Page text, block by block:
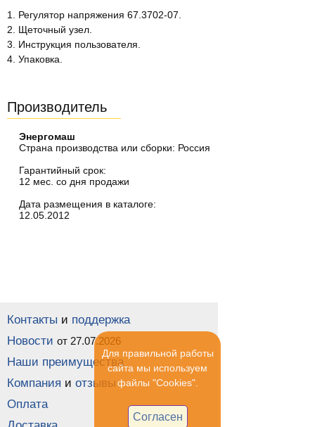
1. Регулятор напряжения 67.3702-07.
2. Щеточный узел.
3. Инструкция пользователя.
4. Упаковка.
Производитель
Энергомаш
Страна производства или сборки: Россия
Гарантийный срок:
12 мес. со дня продажи
Дата размещения в каталоге:
12.05.2012
Контакты и поддержка
Новости от 27.07.2026
Наши преимущества
Компания и отзывы
Оплата
Для правильной работы
сайта мы используем
файлы "Cookies".
Согласен